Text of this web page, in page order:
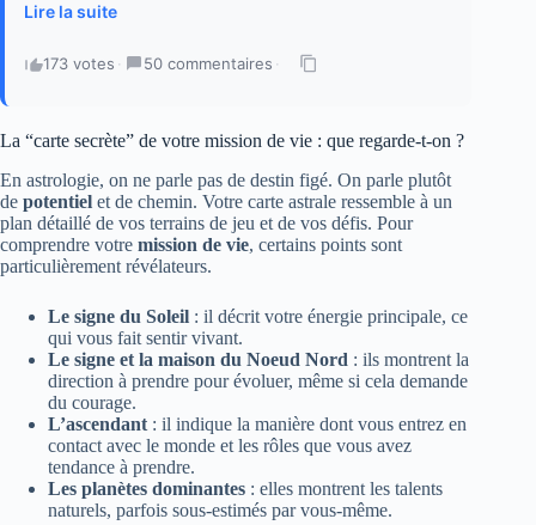
Lire la suite
173 votes · 50 commentaires ·
La “carte secrète” de votre mission de vie : que regarde-t-on ?
En astrologie, on ne parle pas de destin figé. On parle plutôt
de potentiel et de chemin. Votre carte astrale ressemble à un
plan détaillé de vos terrains de jeu et de vos défis. Pour
comprendre votre mission de vie, certains points sont
particulièrement révélateurs.
Le signe du Soleil : il décrit votre énergie principale, ce
qui vous fait sentir vivant.
Le signe et la maison du Noeud Nord : ils montrent la
direction à prendre pour évoluer, même si cela demande
du courage.
L’ascendant : il indique la manière dont vous entrez en
contact avec le monde et les rôles que vous avez
tendance à prendre.
Les planètes dominantes : elles montrent les talents
naturels, parfois sous-estimés par vous-même.